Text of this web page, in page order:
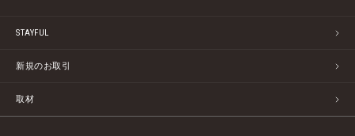
STAYFUL
新規のお取引
取材